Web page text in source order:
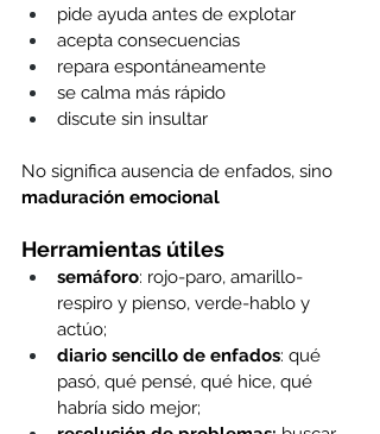
pide ayuda antes de explotar
acepta consecuencias
repara espontáneamente
se calma más rápido
discute sin insultar
No significa ausencia de enfados, sino
maduración emocional
Herramientas útiles
semáforo: rojo-paro, amarillo-
respiro y pienso, verde-hablo y
actúo;
diario sencillo de enfados: qué
pasó, qué pensé, qué hice, qué
habría sido mejor;